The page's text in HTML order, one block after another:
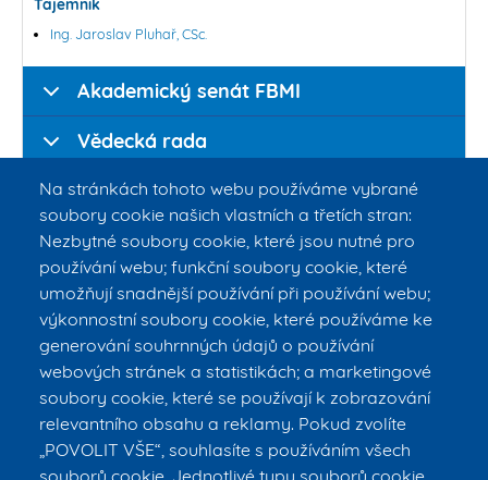
Na stránkách tohoto webu používáme vybrané
soubory cookie našich vlastních a třetích stran:
Nezbytné soubory cookie, které jsou nutné pro
používání webu; funkční soubory cookie, které
umožňují snadnější používání při používání webu;
výkonnostní soubory cookie, které používáme ke
generování souhrnných údajů o používání
webových stránek a statistikách; a marketingové
soubory cookie, které se používají k zobrazování
relevantního obsahu a reklamy. Pokud zvolíte
„POVOLIT VŠE“, souhlasíte s používáním všech
Ing. Jaroslav Pluhař, CSc.
Akademický senát FBMI
Vědecká rada
Grémium děkana FBMI
Kolegium děkana FBMI
Etická komise FBMI
Disciplinární komise FBMI
Ombudsosoba
Rady studijních programů